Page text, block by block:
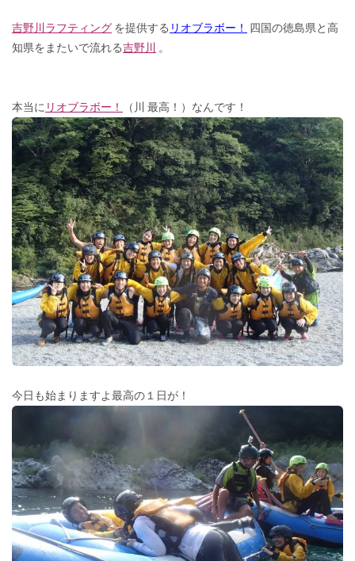
吉野川ラフティング を提供する リオブラボー！
四国の徳島県と高
知県をまたいで流れる吉野川 。
本当に リオブラボー！ （川 最高！）なんです！
今日も始まりますよ最高の１日が！